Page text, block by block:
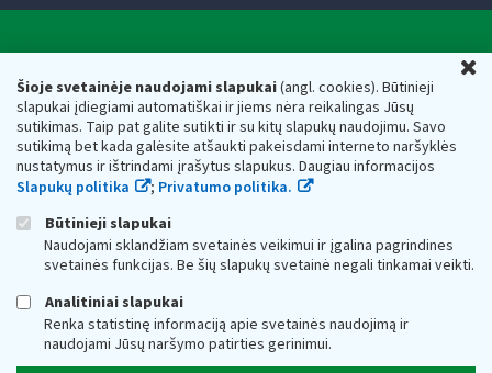
Šioje svetainėje naudojami slapukai(angl. cookies). Būtinieji
slapukai įdiegiami automatiškai ir jiems nėra reikalingas Jūsų
sutikimas. Taip pat galite sutikti ir su kitų slapukų naudojimu. Savo
sutikimą bet kada galėsite atšaukti pakeisdami interneto naršyklės
nustatymus ir ištrindami įrašytus slapukus. Daugiau informacijos
Slapukų politika
; Privatumo politika.
Būtinieji slapukai
Naudojami sklandžiam svetainės veikimui ir įgalina pagrindines
svetainės funkcijas. Be šių slapukų svetainė negali tinkamai veikti.
Analitiniai slapukai
Renka statistinę informaciją apie svetainės naudojimą ir
naudojami Jūsų naršymo patirties gerinimui.
Respublikos finansų ministerijos
Biudžetinė įstaiga. Juridinio asmens kodas — 188659752,
adresas: Vasario 16-osios g. 14, 01107 Vilnius, Lietuva, el.paštas:
vmi@vmi.lt, E. pristatymo dėžutės adresas 188659752
Duomenys apie Valstybinę mokesčių inspekciją prie Lietuvos
Respublikos finansų ministerijos kaupiami ir saugomi Juridinių